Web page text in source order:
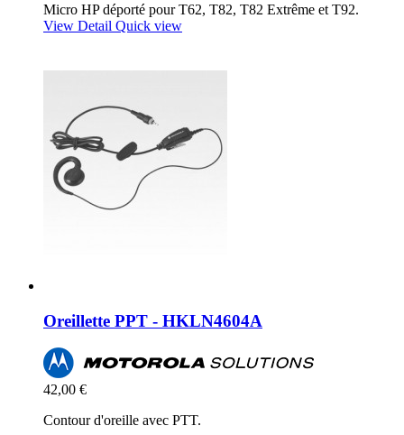
Micro HP déporté pour T62, T82, T82 Extrême et T92.
View Detail Quick view
Oreillette PPT - HKLN4604A
42,00 €
Contour d'oreille avec PTT.